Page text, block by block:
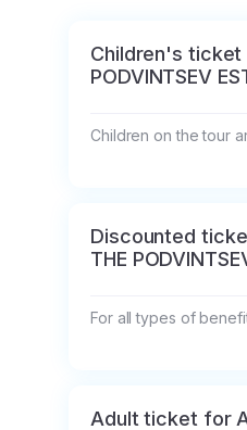
Children's ticket
PODVINTSEV
Children on the tour
Discounted
THE
For all types of
Adult ticket for A